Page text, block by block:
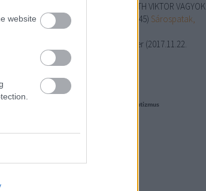
website
SZERETNÉM MEG TUT NI HORVÁTH VIKTOR VAGYOK
TUDOS VAGYOK
2017.12.28. 20:45) Sárospatak,
tengerszem
Kb 8-10 kilométer (2017.11.22.
18:41
A Spartacus-ösvény
Blogajánló
Temple Grandin, több mint egy film #autizmus